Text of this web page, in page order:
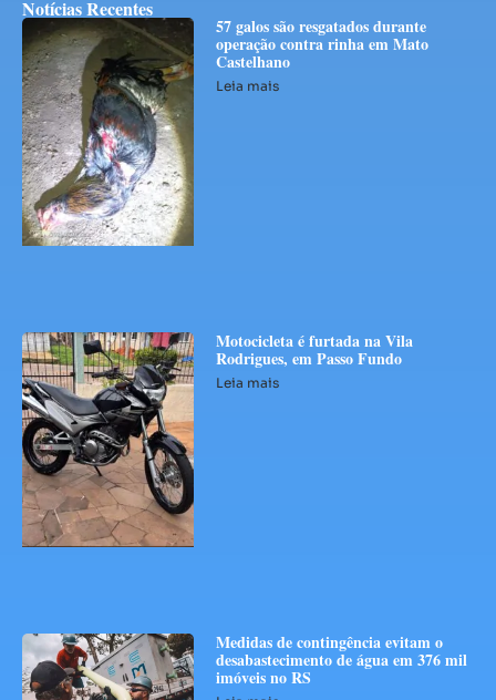
Notícias Recentes
57 galos são resgatados durante
operação contra rinha em Mato
Castelhano
Leia mais
Motocicleta é furtada na Vila
Rodrigues, em Passo Fundo
Leia mais
Medidas de contingência evitam o
desabastecimento de água em 376 mil
imóveis no RS